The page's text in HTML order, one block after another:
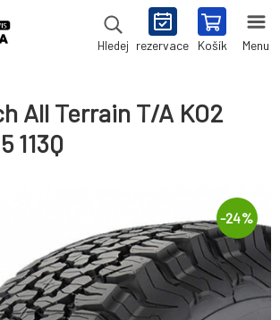
Hledej rezervace Košík Menu
All Terrain T/A KO2
113Q
-24%